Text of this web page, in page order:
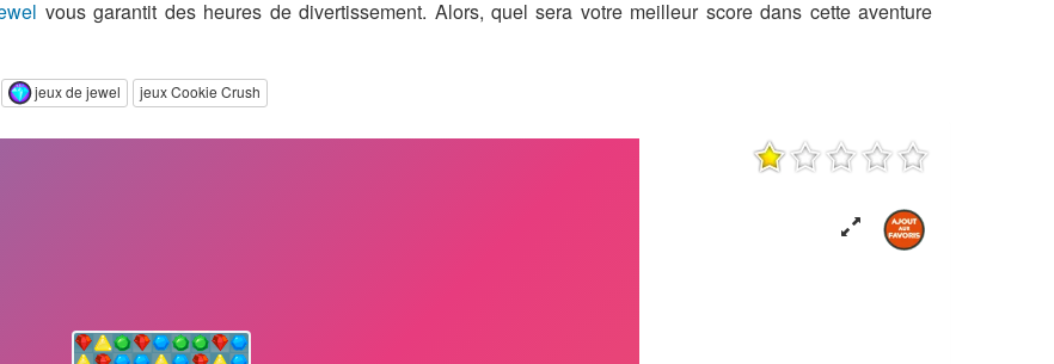
vous garantit des heures de divertissement. Alors, quel sera votre meilleur score dans cette aventure
jeux de jewel jeux Cookie Crush